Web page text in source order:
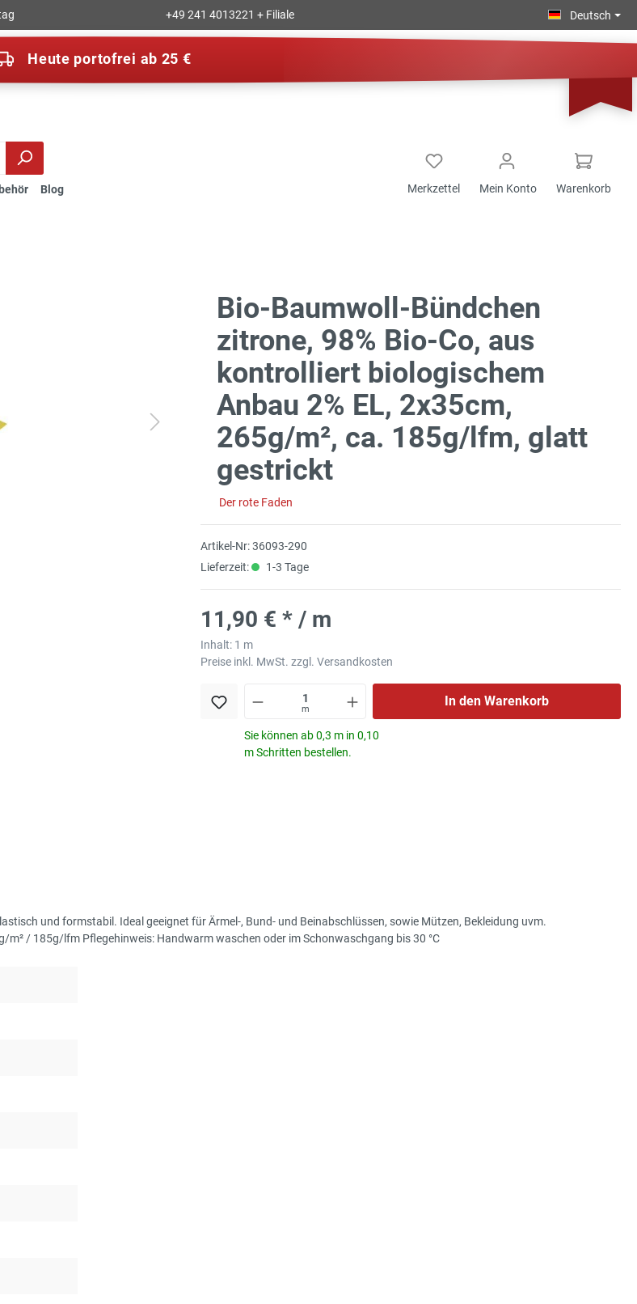
+49 241 4013221 + Filiale Deutsch
Heute portofrei ab 25 €
Blog Merkzettel Mein Konto Warenkorb
Bio-Baumwoll-Bündchen
zitrone, 98% Bio-Co, aus
kontrolliert biologischem
Anbau 2% EL, 2x35cm,
265g/m², ca. 185g/lfm, glatt
gestrickt
Der rote Faden
Artikel-Nr:36093-290
Lieferzeit:
1-3 Tage
11,90 € * / m
Inhalt: 1 m
Preise inkl. MwSt. zzgl. Versandkosten
m
In den Warenkorb
Sie können ab 0,3 m in 0,10
m Schritten bestellen.
und formstabil. Ideal geeignet für Ärmel-, Bund- und Beinabschlüssen, sowie Mützen, Bekleidung uvm.
/ 185g/lfm Pflegehinweis: Handwarm waschen oder im Schonwaschgang bis 30 °C